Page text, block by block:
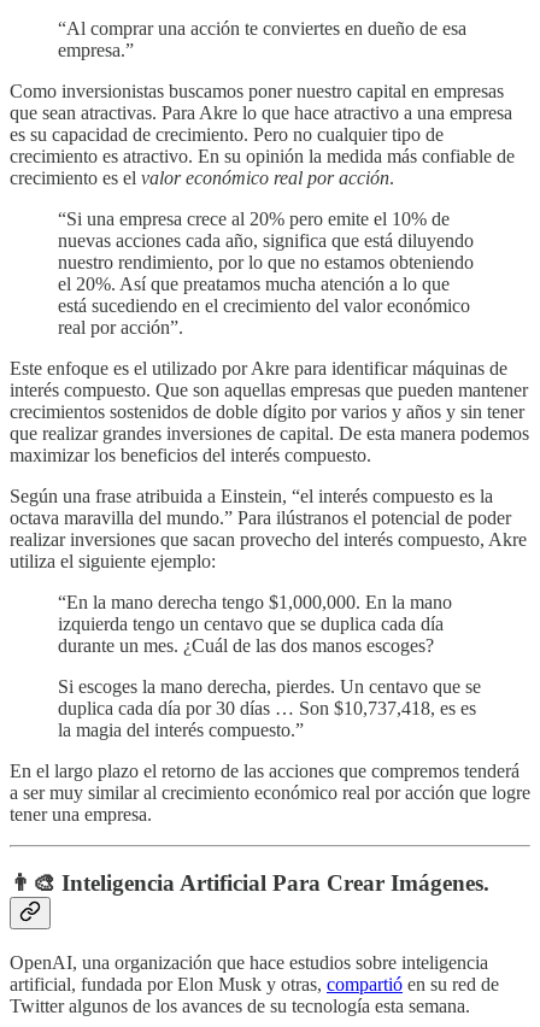
“Al comprar una acción te conviertes en dueño de esa
empresa.”
Como inversionistas buscamos poner nuestro capital en empresas
que sean atractivas. Para Akre lo que hace atractivo a una empresa
es su capacidad de crecimiento. Pero no cualquier tipo de
crecimiento es atractivo. En su opinión la medida más confiable de
crecimiento es el valor económico real por acción.
“Si una empresa crece al 20% pero emite el 10% de
nuevas acciones cada año, significa que está diluyendo
nuestro rendimiento, por lo que no estamos obteniendo
el 20%. Así que preatamos mucha atención a lo que
está sucediendo en el crecimiento del valor económico
real por acción”.
Este enfoque es el utilizado por Akre para identificar máquinas de
interés compuesto. Que son aquellas empresas que pueden mantener
crecimientos sostenidos de doble dígito por varios y años y sin tener
que realizar grandes inversiones de capital. De esta manera podemos
maximizar los beneficios del interés compuesto.
Según una frase atribuida a Einstein, “el interés compuesto es la
octava maravilla del mundo.” Para ilústranos el potencial de poder
realizar inversiones que sacan provecho del interés compuesto, Akre
utiliza el siguiente ejemplo:
“En la mano derecha tengo $1,000,000. En la mano
izquierda tengo un centavo que se duplica cada día
durante un mes. ¿Cuál de las dos manos escoges?
Si escoges la mano derecha, pierdes. Un centavo que se
duplica cada día por 30 días … Son $10,737,418, es es
la magia del interés compuesto.”
En el largo plazo el retorno de las acciones que compremos tenderá
a ser muy similar al crecimiento económico real por acción que logre
tener una empresa.
👨‍🎨 Inteligencia Artificial Para Crear Imágenes.
OpenAI, una organización que hace estudios sobre inteligencia
artificial, fundada por Elon Musk y otras, compartió en su red de
Twitter algunos de los avances de su tecnología esta semana.